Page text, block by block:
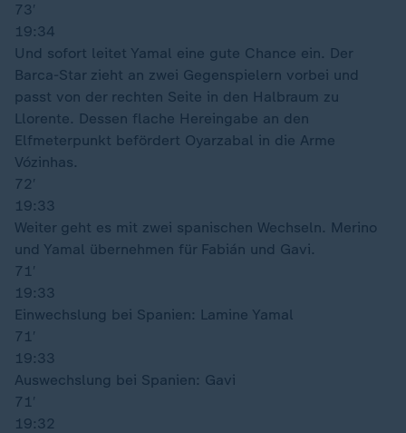
73′
19:34
Und sofort leitet Yamal eine gute Chance ein. Der
Barca-Star zieht an zwei Gegenspielern vorbei und
passt von der rechten Seite in den Halbraum zu
Llorente. Dessen flache Hereingabe an den
Elfmeterpunkt befördert Oyarzabal in die Arme
Vózinhas.
72′
19:33
Weiter geht es mit zwei spanischen Wechseln. Merino
und Yamal übernehmen für Fabián und Gavi.
71′
19:33
Einwechslung bei Spanien: Lamine Yamal
71′
19:33
Auswechslung bei Spanien: Gavi
71′
19:32